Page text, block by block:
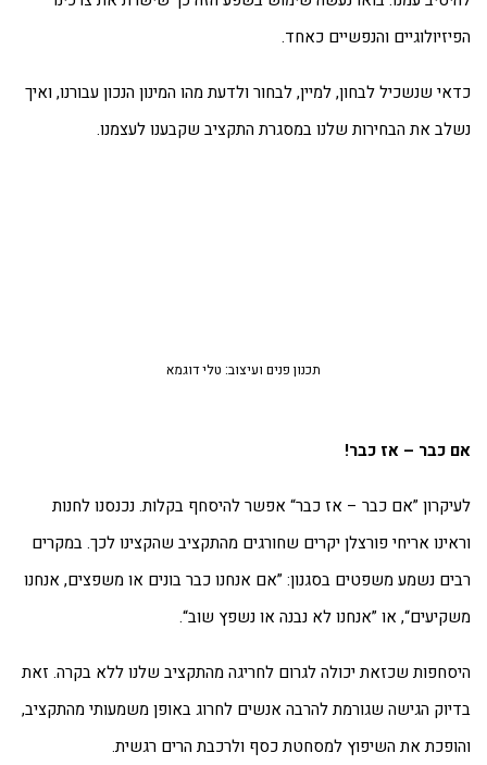
והנפשיים כאחד.
שנשכיל לבחון, למיין, לבחור ולדעת מהו המינון הנכון עבורנו, ואיך
את הבחירות שלנו במסגרת התקציב שקבענו לעצמנו.
תכנון פנים ועיצוב: טלי דוגמא
כבר – אז כבר !
”אם כבר – אז כבר“ אפשר להיסחף בקלות. נכנסנו לחנות
אריחי פורצלן יקרים שחורגים מהתקציב שהקצינו לכך. במקרים
נשמע משפטים בסגנון: ”אם אנחנו כבר בונים או משפצים, אנחנו
או ”אנחנו לא נבנה או נשפץ שוב“.
שכזאת יכולה לגרום לחריגה מהתקציב שלנו ללא בקרה. זאת
הגישה שגורמת להרבה אנשים לחרוג באופן משמעותי מהתקציב,
את השיפוץ למסחטת כסף ולרכבת הרים רגשית.